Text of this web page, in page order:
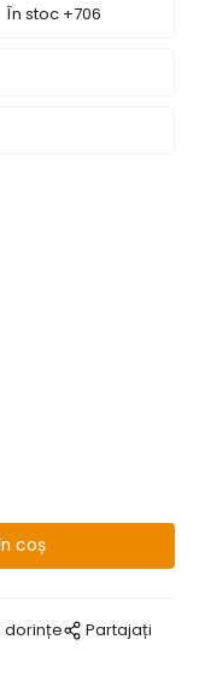
În stoc +706
dorințe Partajați